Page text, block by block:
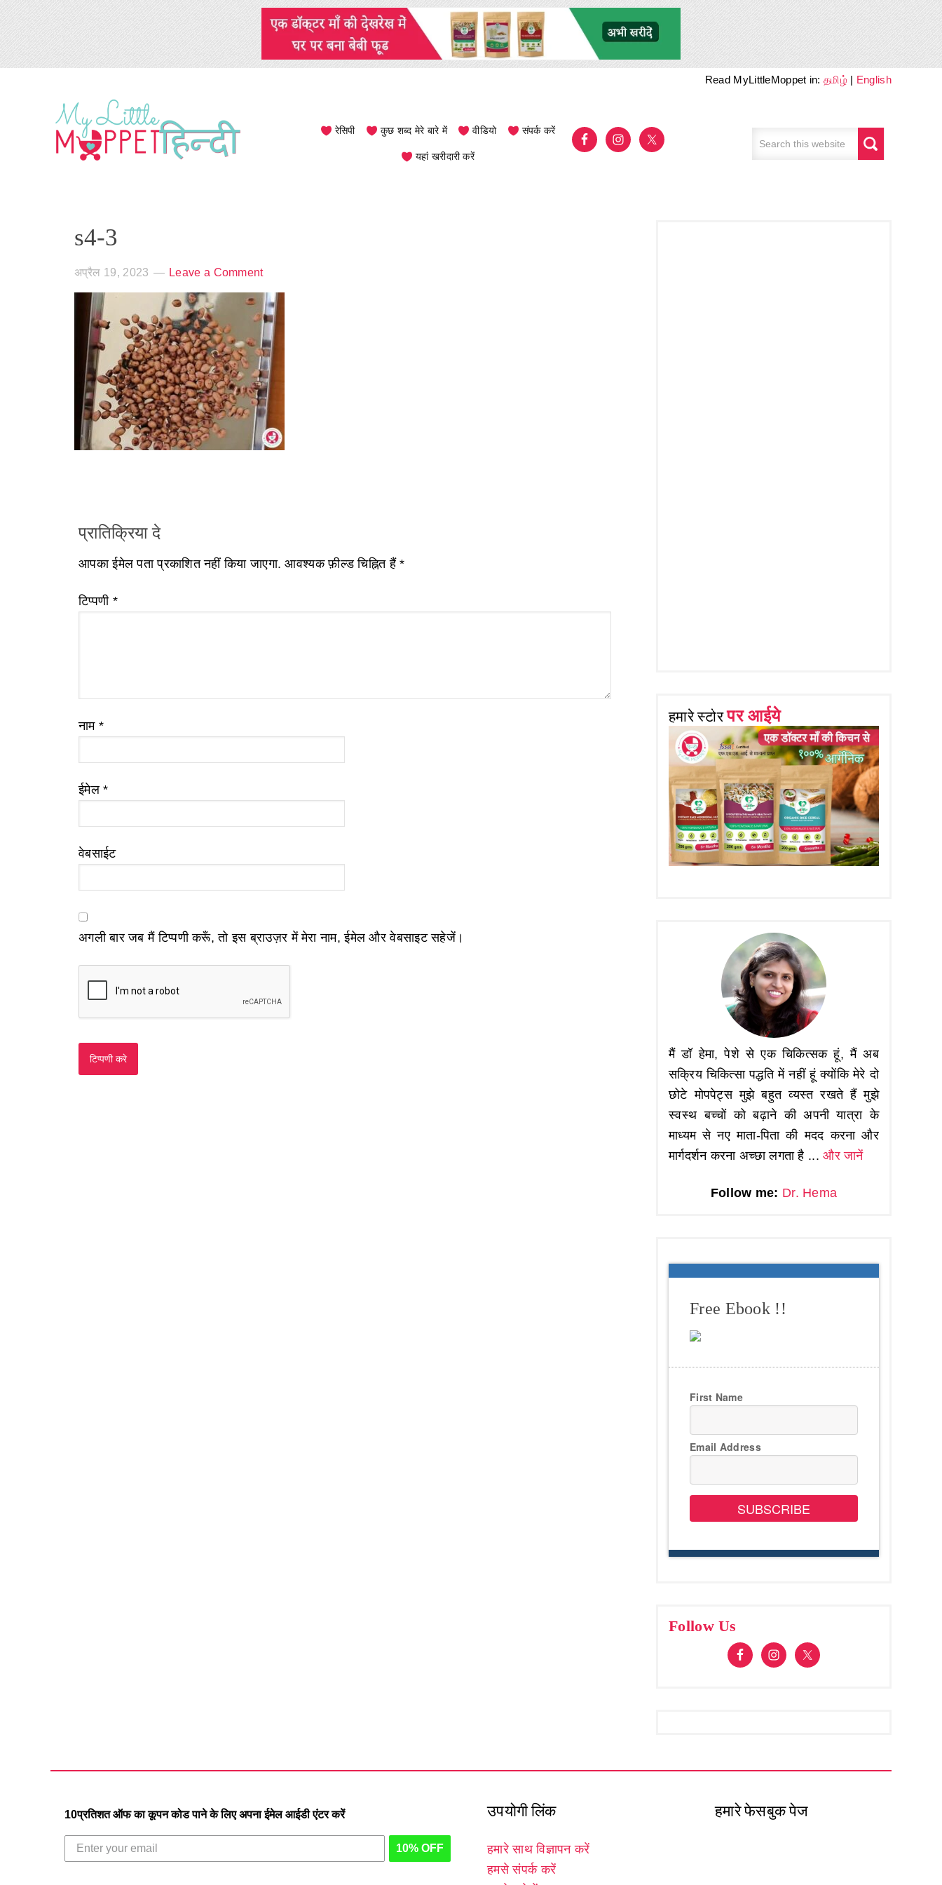
Read MyLittleMoppet in:தமிழ் | English
रेसिपी कुछ शब्द मेरे बारे में वीडियो संपर्क करें
यहां खरीदारी करें
s4-3
अप्रैल 19, 2023 Leave a Comment
प्रातिक्रिया दे
आपका ईमेल पता प्रकाशित नहीं किया जाएगा. आवश्यक फ़ील्ड चिह्नित हैं*
टिप्पणी *
नाम *
ईमेल*
वेबसाईट
अगली बार जब मैं टिप्पणी करूँ, तो इस ब्राउज़र में मेरा नाम, ईमेल और वेबसाइट सहेजें।
हमारे स्टोरपर आईये
मैं डॉ हेमा, पेशे से एक चिकित्सक हूं, मैं अब
सक्रिय चिकित्सा पद्धति में नहीं हूं क्योंकि मेरे दो
छोटे मोपपेट्स मुझे बहुत व्यस्त रखते हैं मुझे
स्वस्थ बच्चों को बढ़ाने की अपनी यात्रा के
माध्यम से नए माता-पिता की मदद करना और
मार्गदर्शन करना अच्छा लगता है ...और जानें
Follow me: Dr. Hema
Free Ebook !!
First Name
Email Address
SUBSCRIBE
Follow Us
10प्रतिशत ऑफ का कूपन कोड पाने के लिए अपना ईमेल आईडी एंटर करें
10% OFF
उपयोगी लिंक
हमारे साथ विज्ञापन करें
हमसे संपर्क करें
हमारे फेसबुक पेज